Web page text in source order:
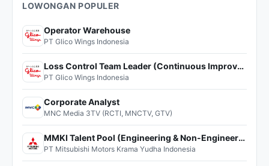
LOWONGAN POPULER
Operator Warehouse
PT Glico Wings Indonesia
Loss Control Team Leader (Continuous Improvement)
PT Glico Wings Indonesia
Corporate Analyst
MNC Media 3TV (RCTI, MNCTV, GTV)
MMKI Talent Pool (Engineering & Non-Engineering)
PT Mitsubishi Motors Krama Yudha Indonesia